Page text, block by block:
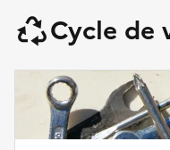
Cycle de